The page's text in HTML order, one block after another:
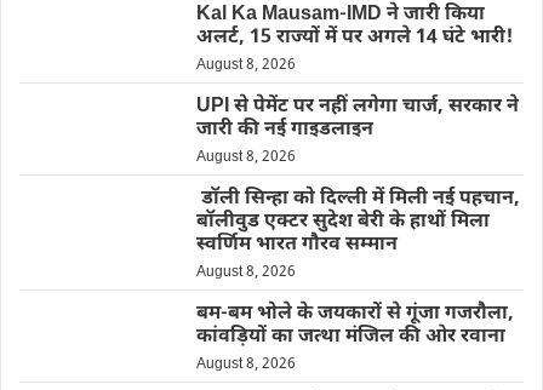
Kal Ka Mausam-IMD ने जारी किया
अलर्ट, 15 राज्यों में पर अगले 14 घंटे भारी!
August 8, 2026
UPI से पेमेंट पर नहीं लगेगा चार्ज, सरकार ने
जारी की नई गाइडलाइन
August 8, 2026
डॉली सिन्हा को दिल्ली में मिली नई पहचान,
बॉलीवुड एक्टर सुदेश बेरी के हाथों मिला
स्वर्णिम भारत गौरव सम्मान
August 8, 2026
बम-बम भोले के जयकारों से गूंजा गजरौला,
कांवड़ियों का जत्था मंजिल की ओर रवाना
August 8, 2026